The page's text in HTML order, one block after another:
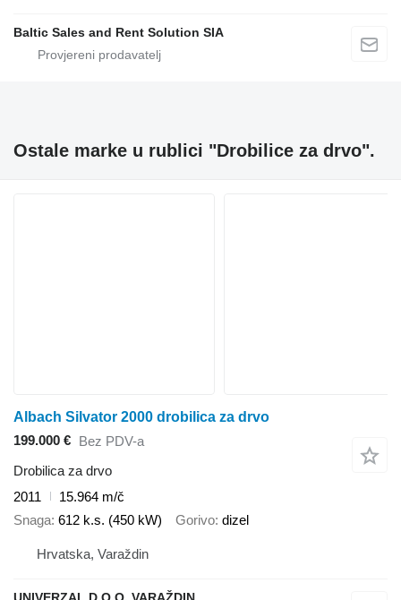
Baltic Sales and Rent Solution SIA
Ostale marke u rublici "Drobilice za drvo".
Albach Silvator 2000 drobilica za drvo
199.000 € Bez PDV-a
Drobilica za drvo
2011
15.964 m/č
Snaga 612 k.s. (450 kW) Gorivo dizel
Hrvatska, Varaždin
UNIVERZAL D.O.O. VARAŽDIN